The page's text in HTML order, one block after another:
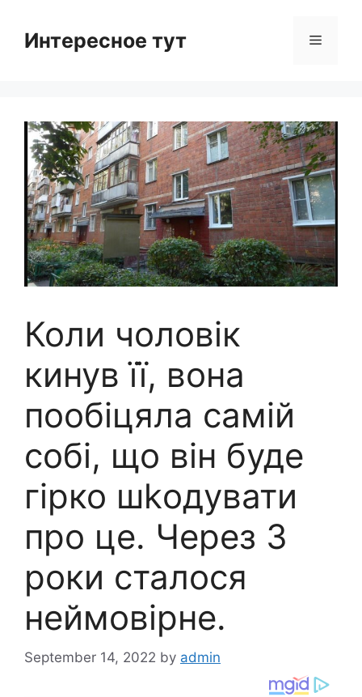
contentИнтересное тут Menu
Коли чоловік
кинув її, вона
пообіцяла самій
собі, що він буде
гірко шkодувати
про це. Через 3
роки сталося
неймовірне.
September 14, 2022 by admin